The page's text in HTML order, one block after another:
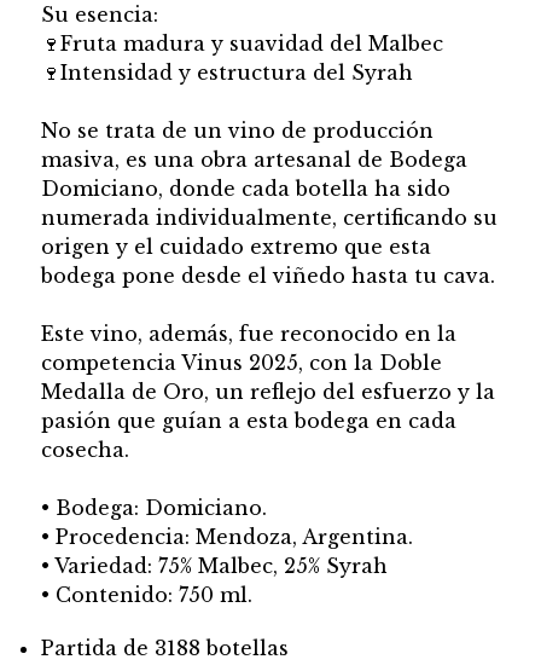
Su esencia:
🍷Fruta madura y suavidad del Malbec
🍷Intensidad y estructura del Syrah
No se trata de un vino de producción
masiva, es una obra artesanal de Bodega
Domiciano, donde cada botella ha sido
numerada individualmente, certificando su
origen y el cuidado extremo que esta
bodega pone desde el viñedo hasta tu cava.
Este vino, además, fue reconocido en la
competencia Vinus 2025, con la Doble
Medalla de Oro, un reflejo del esfuerzo y la
pasión que guían a esta bodega en cada
cosecha.
• Bodega: Domiciano.
• Procedencia: Mendoza, Argentina.
• Variedad: 75% Malbec, 25% Syrah
• Contenido: 750 ml.
Partida de 3188 botellas